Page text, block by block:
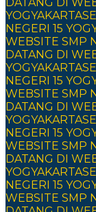
YOGYAKARTA
NEGERI 15
WEBSITE SMP
DATANG DI
YOGYAKARTA
NEGERI 15
WEBSITE SMP
DATANG DI
YOGYAKARTA
NEGERI 15
WEBSITE SMP
DATANG DI
YOGYAKARTA
NEGERI 15
WEBSITE SMP